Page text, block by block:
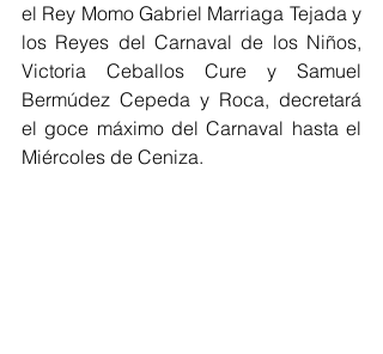
el Rey Momo Gabriel Marriaga Tejada y
los Reyes del Carnaval de los Niños,
Victoria Ceballos Cure y Samuel
Bermúdez Cepeda y Roca, decretará
el goce máximo del Carnaval hasta el
Miércoles de Ceniza.